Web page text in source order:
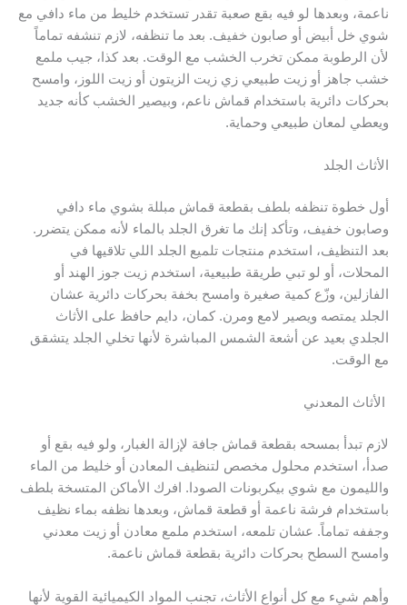
ناعمة، وبعدها لو فيه بقع صعبة تقدر تستخدم خليط من ماء دافي مع
شوي خل أبيض أو صابون خفيف. بعد ما تنظفه، لازم تنشفه تماماً
لأن الرطوبة ممكن تخرب الخشب مع الوقت. بعد كذا، جيب ملمع
خشب جاهز أو زيت طبيعي زي زيت الزيتون أو زيت اللوز، وامسح
بحركات دائرية باستخدام قماش ناعم، وبيصير الخشب كأنه جديد
ويعطي لمعان طبيعي وحماية.
الأثاث الجلد
أول خطوة تنظفه بلطف بقطعة قماش مبللة بشوي ماء دافي
وصابون خفيف، وتأكد إنك ما تغرق الجلد بالماء لأنه ممكن يتضرر.
بعد التنظيف، استخدم منتجات تلميع الجلد اللي تلاقيها في
المحلات، أو لو تبي طريقة طبيعية، استخدم زيت جوز الهند أو
الفازلين، وزّع كمية صغيرة وامسح بخفة بحركات دائرية عشان
الجلد يمتصه ويصير لامع ومرن. كمان، دايم حافظ على الأثاث
الجلدي بعيد عن أشعة الشمس المباشرة لأنها تخلي الجلد يتشقق
مع الوقت.
الأثاث المعدني
لازم تبدأ بمسحه بقطعة قماش جافة لإزالة الغبار، ولو فيه بقع أو
صدأ، استخدم محلول مخصص لتنظيف المعادن أو خليط من الماء
والليمون مع شوي بيكربونات الصودا. افرك الأماكن المتسخة بلطف
باستخدام فرشة ناعمة أو قطعة قماش، وبعدها نظفه بماء نظيف
وجففه تماماً. عشان تلمعه، استخدم ملمع معادن أو زيت معدني
وامسح السطح بحركات دائرية بقطعة قماش ناعمة.
وأهم شيء مع كل أنواع الأثاث، تجنب المواد الكيميائية القوية لأنها